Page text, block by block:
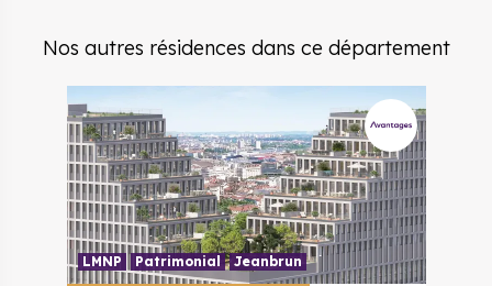
Nos autres résidences dans ce département
LMNP Patrimonial Jeanbrun